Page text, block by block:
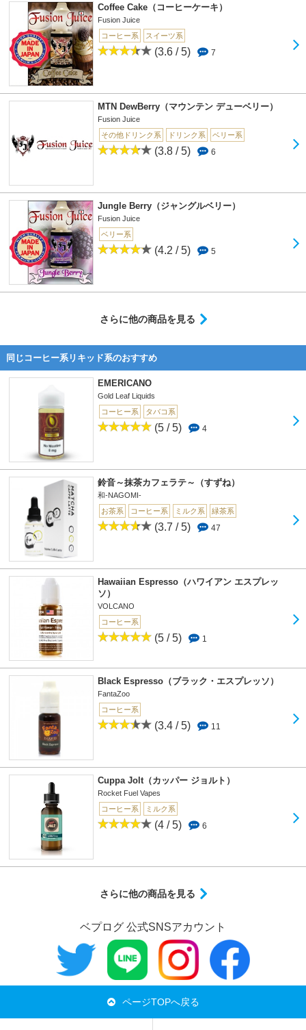
Coffee Cake（コーヒーケーキ）
Fusion Juice
コーヒー系
スイーツ系
(3.6 / 5) 7
MTN DewBerry（マウンテン デューベリー）
Fusion Juice
その他ドリンク系
ドリンク系 ベリー系
(3.8 / 5) 6
Jungle Berry（ジャングルベリー）
Fusion Juice
ベリー系
(4.2 / 5) 5
さらに他の商品を見る
同じコーヒー系リキッド系のおすすめ
EMERICANO
Gold Leaf Liquids
コーヒー系
タバコ系
(5 / 5) 4
鈴音～抹茶カフェラテ～（すずね）
和-NAGOMI-
お茶系
コーヒー系 ミルク系 緑茶系
(3.7 / 5) 47
Hawaiian Espresso（ハワイアン エスプレッ
ソ）
VOLCANO
コーヒー系
(5 / 5) 1
Black Espresso（ブラック・エスプレッソ）
FantaZoo
コーヒー系
(3.4 / 5) 11
Cuppa Jolt（カッパー ジョルト）
Rocket Fuel Vapes
コーヒー系
ミルク系
(4 / 5) 6
さらに他の商品を見る
ベプログ 公式SNSアカウント
ページTOPへ戻る